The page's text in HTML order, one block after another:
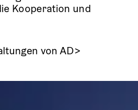
Kooperation und
von AD>